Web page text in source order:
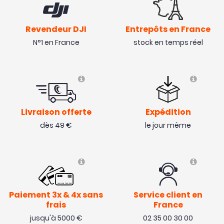
Revendeur DJI
N°1 en France
Entrepôts en France
stock en temps réel
Livraison offerte
dès 49 €
Expédition
le jour même
Paiement 3x & 4x sans
frais
jusqu'à 5000 €
Service client en
France
02 35 00 30 00